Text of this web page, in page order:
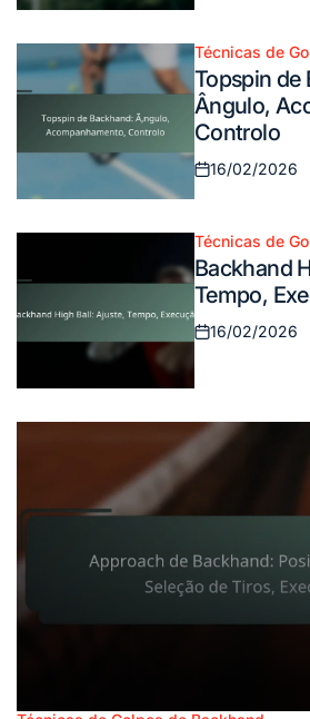
on
Posted
in
Técnicas de
Topspin de
Ângulo,
Controlo
Posted
on
16/02/2026
Posted
in
Técnicas de
Backhand
Tempo,
Posted
on
16/02/2026